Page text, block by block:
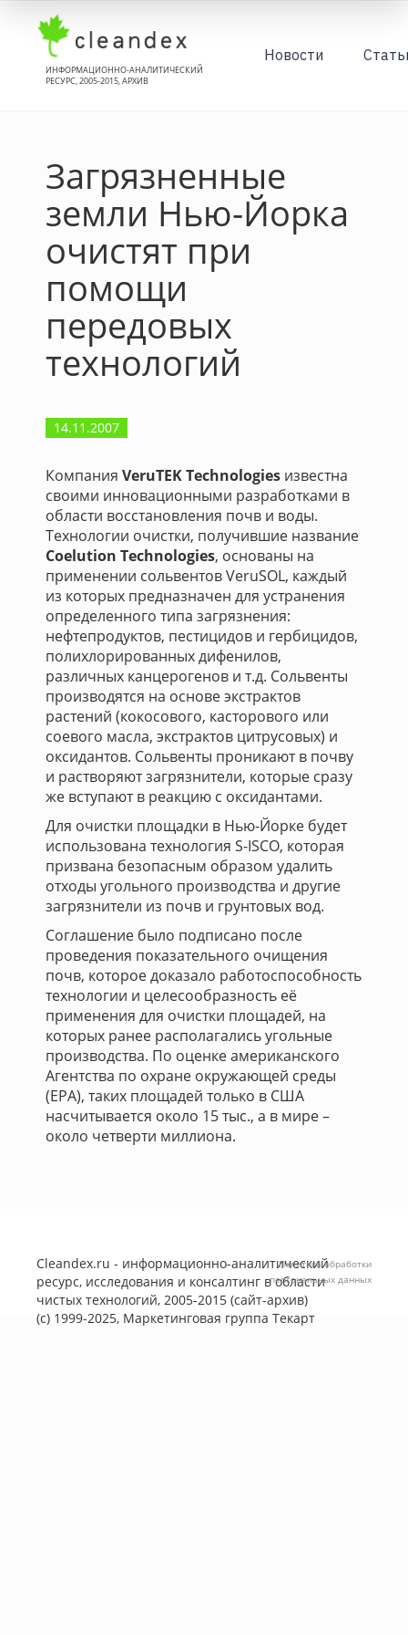
ИНФОРМАЦИОННО-АНАЛИТИЧЕСКИЙ
РЕСУРС, 2005-2015, АРХИВ
Новости
Загрязненные
земли Нью-Йорка
очистят при
помощи
передовых
технологий
14.11.2007
Компания VeruTEK Technologies известна
своими инновационными разработками в
области восстановления почв и воды.
Технологии очистки, получившие название
Coelution Technologies, основаны на
применении сольвентов VeruSOL, каждый
из которых предназначен для устранения
определенного типа загрязнения:
нефтепродуктов, пестицидов и гербицидов,
полихлорированных дифенилов,
различных канцерогенов и т.д. Сольвенты
производятся на основе экстрактов
растений (кокосового, касторового или
соевого масла, экстрактов цитрусовых) и
оксидантов. Сольвенты проникают в почву
и растворяют загрязнители, которые сразу
же вступают в реакцию с оксидантами.
Для очистки площадки в Нью-Йорке будет
использована технология S-ISCO, которая
призвана безопасным образом удалить
отходы угольного производства и другие
загрязнители из почв и грунтовых вод.
Соглашение было подписано после
проведения показательного очищения
почв, которое доказало работоспособность
технологии и целесообразность её
применения для очистки площадей, на
которых ранее располагались угольные
производства. По оценке американского
Агентства по охране окружающей среды
(EPA), таких площадей только в США
насчитывается около 15 тыс., а в мире –
около четверти миллиона.
Cleandex.ru - информационно-аналитический
ресурс, исследования и консалтинг в области
чистых технологий, 2005-2015 (сайт-архив)
(с) 1999-2025, Маркетинговая группа Текарт
Политика обработки
персональных данных